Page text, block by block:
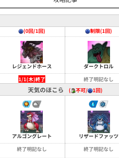
(0回/1回)
レジェンドホース
1/1(木)終了
制限(1回)
ダークトロル
終了明記なし
天気のほこら ( 不可/ 1回)
アルゴングレート
終了明記なし
リザードファッツ
終了明記なし